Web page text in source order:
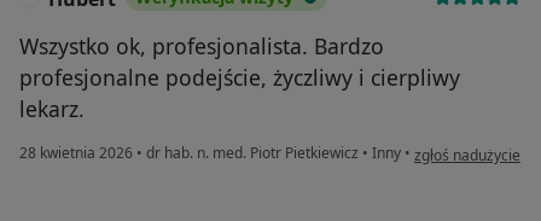
Wszystko ok, profesjonalista. Bardzo
profesjonalne podejście, życzliwy i cierpliwy
lekarz.
28 kwietnia 2026 • dr hab. n. med. Piotr Pietkiewicz • Inny • w opinii
zgłoś nadużycie